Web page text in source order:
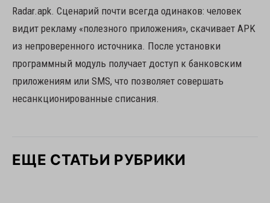
Radar.apk. Сценарий почти всегда одинаков: человек
видит рекламу «полезного приложения», скачивает APK
из непроверенного источника. После установки
программный модуль получает доступ к банковским
приложениям или SMS, что позволяет совершать
несанкционированные списания.
ЕЩЕ СТАТЬИ РУБРИКИ